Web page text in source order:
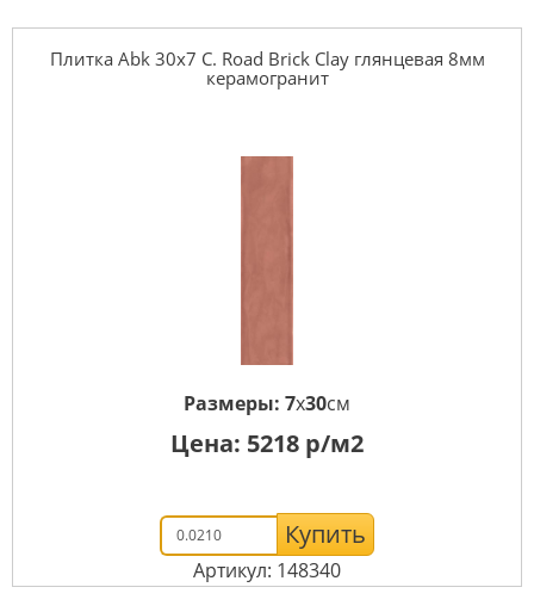
Плитка Abk 30x7 C. Road Brick Clay глянцевая 8мм
керамогранит
Размеры: 7x30см
Цена: 5218 р/м2
Купить
Артикул: 148340